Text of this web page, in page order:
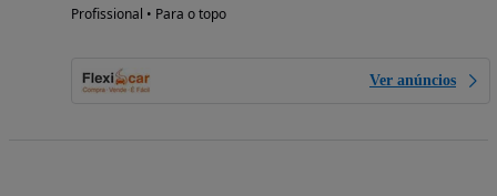
Profissional • Para o topo
Ver anúncios